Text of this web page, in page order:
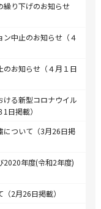
繰り下げのお知らせ
ン中止のお知らせ（４
のお知らせ（４月１日
ける新型コロナウイル
日掲載）
について（3月26日掲
2020年度(令和2年度)
2月26日掲載）